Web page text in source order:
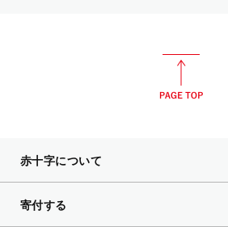
赤十字について
寄付する